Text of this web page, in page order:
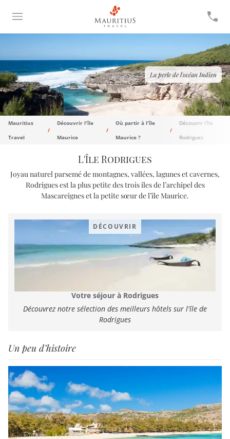
La perle de l'océan Indien
Mauritius
Travel
Découvrir l'île
Maurice
Où partir à l'île
Maurice ?
Découvrir l'île
Rodrigues
L'Île Rodrigues
Joyau naturel parsemé de montagnes, vallées, lagunes et cavernes,
Rodrigues est la plus petite des trois îles de l’archipel des
Mascareignes et la petite sœur de l’île Maurice.
DÉCOUVRIR
Votre séjour à Rodrigues
Découvrez notre sélection des meilleurs hôtels sur l'île de
Rodrigues
Un peu d’histoire